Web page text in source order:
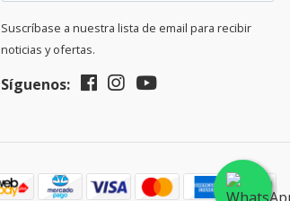
Suscríbase a nuestra lista de email para recibir
noticias y ofertas.
Síguenos: